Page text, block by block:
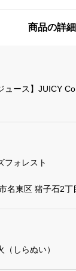
商品の詳細
ュース】JUICY
フォレスト
名東区 猪子石2丁
しらぬい）